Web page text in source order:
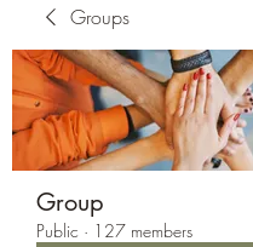
Groups
Group
Public · 127 members